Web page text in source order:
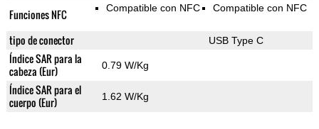
Funciones NFC Compatible con NFC Compatible con NFC
tipo de conector USB Type C
Índice SAR para la
cabeza (Eur)
0.79 W/Kg
Índice SAR para el
cuerpo (Eur)
1.62 W/Kg